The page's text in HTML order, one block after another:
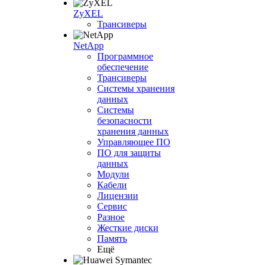
ZyXEL
Трансиверы
NetApp
Программное
обеспечение
Трансиверы
Системы хранения
данных
Системы
безопасности
хранения данных
Управляющее ПО
ПО для защиты
данных
Модули
Кабели
Лицензии
Сервис
Разное
Жесткие диски
Память
Ещё